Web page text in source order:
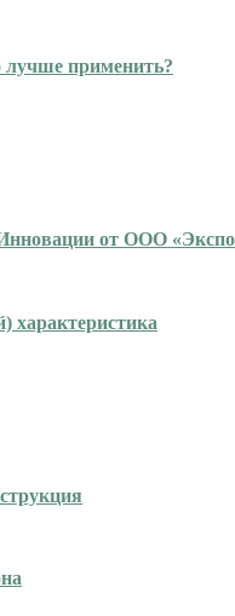
лучше применить?
от ООО
характеристика